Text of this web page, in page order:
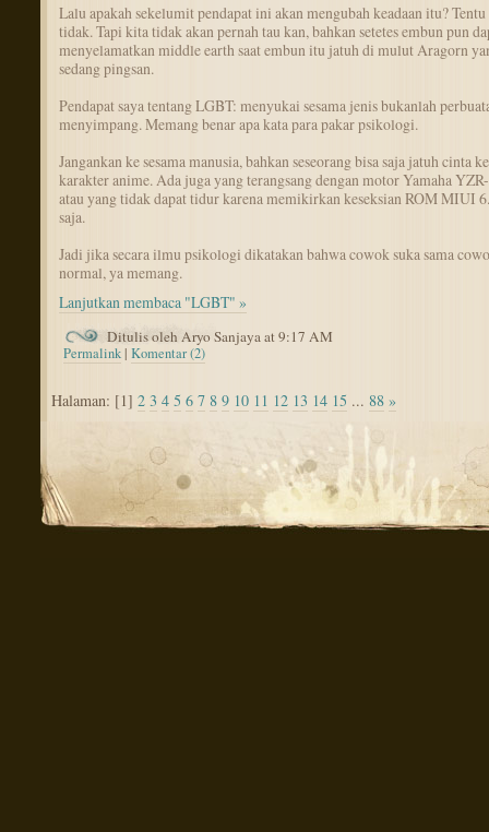
Lalu apakah sekelumit pendapat ini akan mengubah keadaan itu? Tentu
tidak. Tapi kita tidak akan pernah tau kan, bahkan setetes embun pun
menyelamatkan middle earth saat embun itu jatuh di mulut Aragorn
sedang pingsan.
Pendapat saya tentang LGBT: menyukai sesama jenis bukanlah
menyimpang. Memang benar apa kata para pakar psikologi.
Jangankan ke sesama manusia, bahkan seseorang bisa saja jatuh cinta ke
karakter anime. Ada juga yang terangsang dengan motor Yamaha
atau yang tidak dapat tidur karena memikirkan keseksian ROM MIUI
saja.
Jadi jika secara ilmu psikologi dikatakan bahwa cowok suka sama
normal, ya memang.
Lanjutkan membaca "LGBT" »
Ditulis oleh Aryo Sanjaya at 9:17 AM
Permalink |Komentar (2)
Halaman: [1] 2 3 4 5 6 7 8 9 10 11 12 13 14 15 ... 88 »